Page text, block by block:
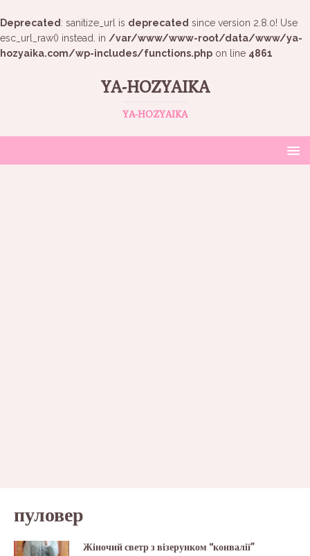
Deprecated : sanitize_url is deprecated since version 2.8.0! Use
esc_url_raw() instead. in /var/www/www-root/data/www/ya-
hozyaika.com/wp-includes/functions.php on line 4861
YA-HOZYAIKA
YA-HOZYAIKA
пуловер
Жіночий светр з візерунком “конвалії”